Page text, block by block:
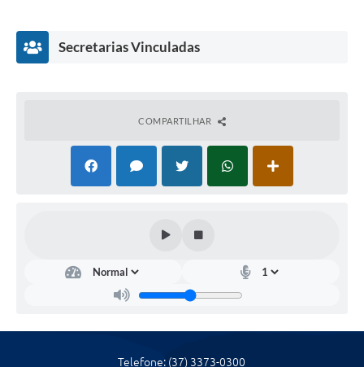
Secretarias Vinculadas
RET
TUR
COMPARTILHAR
Telefone: (37) 3373-0300